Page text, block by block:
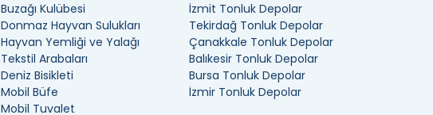
Buzağı Kulübesi
Donmaz Hayvan Sulukları
Hayvan Yemliği ve Yalağı
Tekstil Arabaları
Deniz Bisikleti
Mobil Büfe
Mobil Tuvalet
İzmit Tonluk Depolar
Tekirdağ Tonluk Depolar
Çanakkale Tonluk Depolar
Balıkesir Tonluk Depolar
Bursa Tonluk Depolar
İzmir Tonluk Depolar